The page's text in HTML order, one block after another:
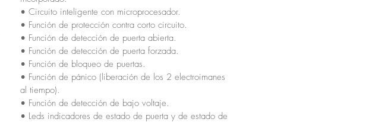
• Circuito inteligente con microprocesador.
• Función de protección contra corto circuito.
• Función de detección de puerta abierta.
• Función de detección de puerta forzada.
• Función de bloqueo de puertas.
• Función de pánico (liberación de los 2 electroimanes
al tiempo).
• Función de detección de bajo voltaje.
• Leds indicadores de estado de puerta y de estado de